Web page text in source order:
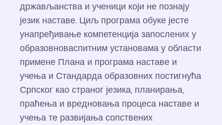
држављанства и ученици који не познају
језик наставе. Циљ програма обуке јесте
унапређивање компетенција запослених у
образовноваспитним установама у области
примене Плана и програма наставе и
учења и Стандарда образовних постигнућа
Српског као страног језика, планирања,
праћења и вредновања процеса наставе и
учења те развијања сопствених